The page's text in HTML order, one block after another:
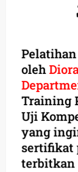
oleh
Training
Uji
yang
sertifikat
terbitkan